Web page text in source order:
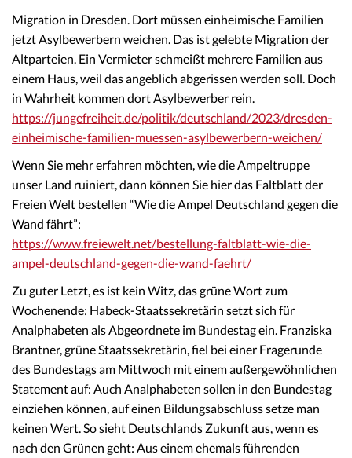
Migration in Dresden. Dort müssen einheimische Familien
jetzt Asylbewerbern weichen. Das ist gelebte Migration der
Altparteien. Ein Vermieter schmeißt mehrere Familien aus
einem Haus, weil das angeblich abgerissen werden soll. Doch
in Wahrheit kommen dort Asylbewerber rein.
https://jungefreiheit.de/politik/deutschland/2023/dresden-
einheimische-familien-muessen-asylbewerbern-weichen/
Wenn Sie mehr erfahren möchten, wie die Ampeltruppe
unser Land ruiniert, dann können Sie hier das Faltblatt der
Freien Welt bestellen “Wie die Ampel Deutschland gegen die
Wand fährt”:
https://www.freiewelt.net/bestellung-faltblatt-wie-die-
ampel-deutschland-gegen-die-wand-faehrt/
Zu guter Letzt, es ist kein Witz, das grüne Wort zum
Wochenende: Habeck-Staatssekretärin setzt sich für
Analphabeten als Abgeordnete im Bundestag ein. Franziska
Brantner, grüne Staatssekretärin, fiel bei einer Fragerunde
des Bundestags am Mittwoch mit einem außergewöhnlichen
Statement auf: Auch Analphabeten sollen in den Bundestag
einziehen können, auf einen Bildungsabschluss setze man
keinen Wert. So sieht Deutschlands Zukunft aus, wenn es
nach den Grünen geht: Aus einem ehemals führenden